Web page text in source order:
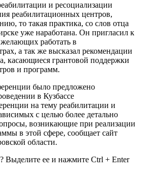
и ресоциализации
реабилитационных центров,
то такая практика, со слов отца
уже наработана. Он пригласил к
работать в
а так же высказал рекомендации
касающиеся грантовой поддержки
и программ.
было предложено
в Кузбассе
на тему реабилитации и
с целью более детально
возникающие при реализации
в этой сфере, сообщает сайт
области.
Выделите ее и нажмите Ctrl + Enter